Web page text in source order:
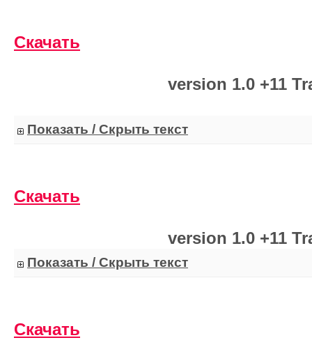
Скачать
version 1.0 +11
Показать / Скрыть текст
Скачать
version 1.0 +11
Показать / Скрыть текст
Скачать